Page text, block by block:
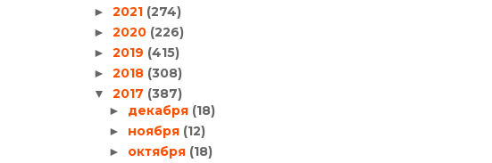
► 2021 (274)
► 2020 (226)
► 2019 (415)
► 2018 (308)
▼ 2017 (387)
► декабря (18)
► ноября (12)
► октября (18)